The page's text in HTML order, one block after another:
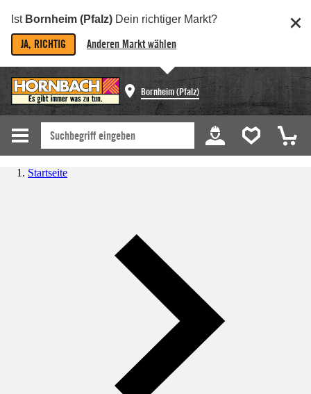
Ist Bornheim (Pfalz) Dein richtiger Markt?
JA, RICHTIG Anderen Markt wählen
Bornheim (Pfalz)
Startseite